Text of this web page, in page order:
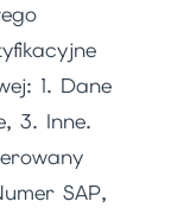
1. Dane
3. Inne.
SAP,